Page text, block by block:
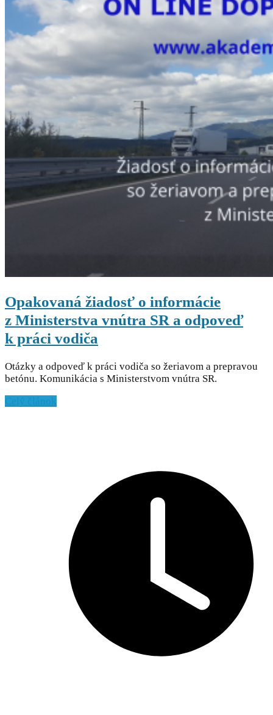
Opakovaná žiadosť o informácie
z Ministerstva vnútra SR a odpoveď
k práci vodiča
Otázky a odpoveď k práci vodiča so žeriavom a prepravou
betónu. Komunikácia s Ministerstvom vnútra SR.